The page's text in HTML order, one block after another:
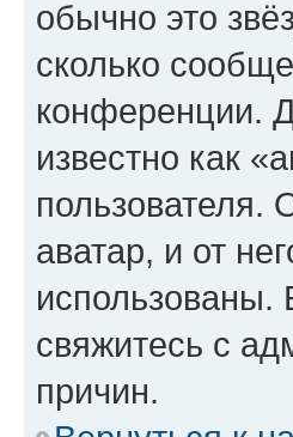
обычно это
сколько
конференции.
известно как
пользователя.
аватар, и от
использованы.
свяжитесь с
причин.